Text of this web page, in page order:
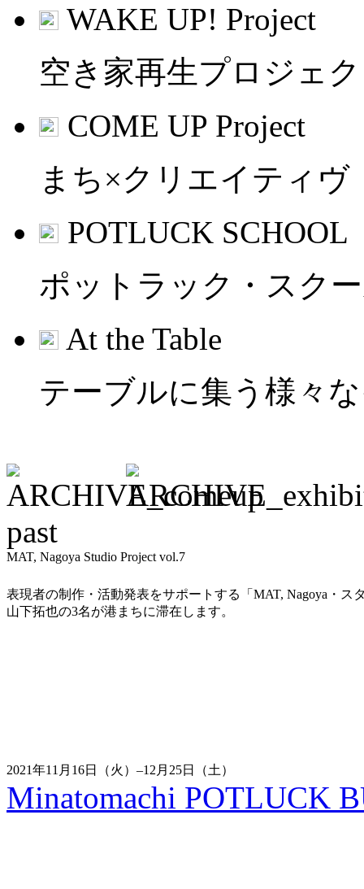
WAKE UP! Project
空き家再生プロジェ
COME UP Project
まち×クリエイティヴ
POTLUCK SCHOOL
ポットラック・スク
At the Table
テーブルに集う様々
past
MAT, Nagoya Studio Project vol.7
表現者の制作・活動発表をサポートする「MAT, Nagoya・
山下拓也の3名が港まちに滞在します。
2021年11月16日（火）–12月25日（土）
Minatomachi POTLUCK